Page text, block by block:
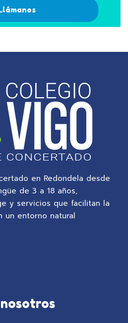
en Redondela desde
de 3 a 18 años,
y servicios que facilitan la
un entorno natural